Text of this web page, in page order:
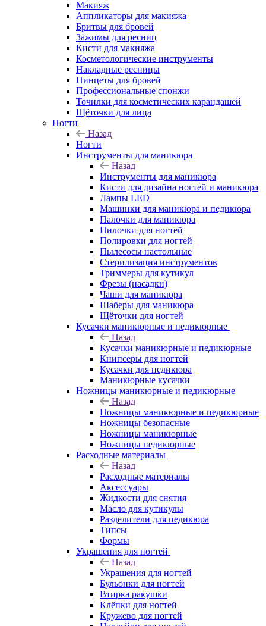
Макияж
Аппликаторы для макияжа
Бритвы для бровей
Зажимы для ресниц
Кисти для макияжа
Косметологические инструменты
Накладные ресницы
Пинцеты для бровей
Профессиональные спонжи
Точилки для косметических карандашей
Щёточки для лица
Ногти
Назад
Ногти
Инструменты для маникюра
Назад
Инструменты для маникюра
Кисти для дизайна ногтей и маникюра
Лампы LED
Машинки для маникюра и педикюра
Палочки для маникюра
Пилочки для ногтей
Полировки для ногтей
Пылесосы настольные
Стерилизация инструментов
Триммеры для кутикул
Фрезы (насадки)
Чаши для маникюра
Шаберы для маникюра
Щёточки для ногтей
Кусачки маникюрные и педикюрные
Назад
Кусачки маникюрные и педикюрные
Книпсеры для ногтей
Кусачки для педикюра
Маникюрные кусачки
Ножницы маникюрные и педикюрные
Назад
Ножницы маникюрные и педикюрные
Ножницы безопасные
Ножницы маникюрные
Ножницы педикюрные
Расходные материалы
Назад
Расходные материалы
Аксессуары
Жидкости для снятия
Масло для кутикулы
Разделители для педикюра
Типсы
Формы
Украшения для ногтей
Назад
Украшения для ногтей
Бульонки для ногтей
Втирка ракушки
Клёпки для ногтей
Кружево для ногтей